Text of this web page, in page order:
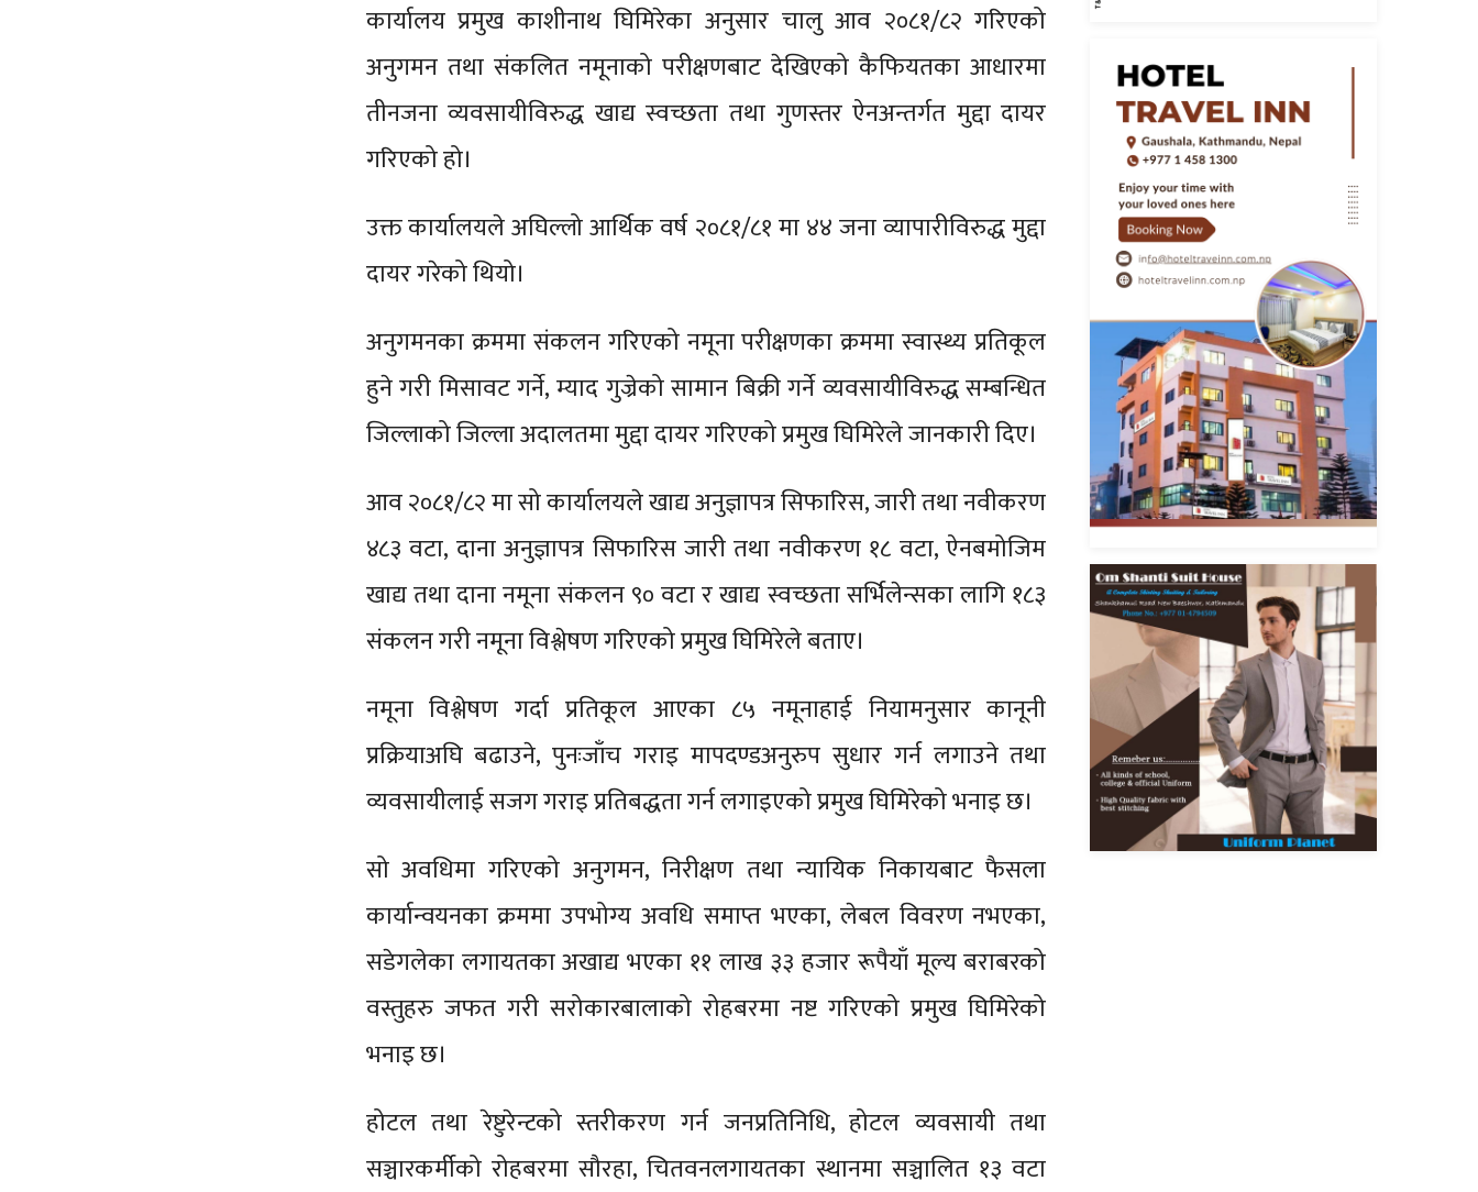
कार्यालय प्रमुख काशीनाथ घिमिरेका अनुसार चालु आव २०८१/८२ गरिएको
अनुगमन तथा संकलित नमूनाको परीक्षणबाट देखिएको कैफियतका आधारमा
तीनजना व्यवसायीविरुद्ध खाद्य स्वच्छता तथा गुणस्तर ऐनअन्तर्गत मुद्दा दायर
गरिएको हो।
उक्त कार्यालयले अघिल्लो आर्थिक वर्ष २०८१/८१ मा ४४ जना व्यापारीविरुद्ध मुद्दा
दायर गरेको थियो।
अनुगमनका क्रममा संकलन गरिएको नमूना परीक्षणका क्रममा स्वास्थ्य प्रतिकूल
हुने गरी मिसावट गर्ने, म्याद गुज्रेको सामान बिक्री गर्ने व्यवसायीविरुद्ध सम्बन्धित
जिल्लाको जिल्ला अदालतमा मुद्दा दायर गरिएको प्रमुख घिमिरेले जानकारी दिए।
आव २०८१/८२ मा सो कार्यालयले खाद्य अनुज्ञापत्र सिफारिस, जारी तथा नवीकरण
४८३ वटा, दाना अनुज्ञापत्र सिफारिस जारी तथा नवीकरण १८ वटा, ऐनबमोजिम
खाद्य तथा दाना नमूना संकलन ९० वटा र खाद्य स्वच्छता सर्भिलेन्सका लागि १८३
संकलन गरी नमूना विश्लेषण गरिएको प्रमुख घिमिरेले बताए।
नमूना विश्लेषण गर्दा प्रतिकूल आएका ८५ नमूनाहाई नियामनुसार कानूनी
प्रक्रियाअघि बढाउने, पुनःजाँच गराइ मापदण्डअनुरुप सुधार गर्न लगाउने तथा
व्यवसायीलाई सजग गराइ प्रतिबद्धता गर्न लगाइएको प्रमुख घिमिरेको भनाइ छ।
सो अवधिमा गरिएको अनुगमन, निरीक्षण तथा न्यायिक निकायबाट फैसला
कार्यान्वयनका क्रममा उपभोग्य अवधि समाप्त भएका, लेबल विवरण नभएका,
सडेगलेका लगायतका अखाद्य भएका ११ लाख ३३ हजार रूपैयाँ मूल्य बराबरको
वस्तुहरु जफत गरी सरोकारबालाको रोहबरमा नष्ट गरिएको प्रमुख घिमिरेको
भनाइ छ।
होटल तथा रेष्टुरेन्टको स्तरीकरण गर्न जनप्रतिनिधि, होटल व्यवसायी तथा
सञ्चारकर्मीको रोहबरमा सौरहा, चितवनलगायतका स्थानमा सञ्चालित १३ वटा